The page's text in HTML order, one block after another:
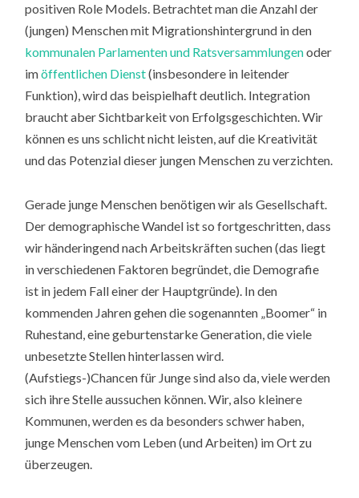
positiven Role Models. Betrachtet man die Anzahl der
(jungen) Menschen mit Migrationshintergrund in den
kommunalen Parlamenten und Ratsversammlungenoder
imöffentlichen Dienst(insbesondere in leitender
Funktion), wird das beispielhaft deutlich. Integration
braucht aber Sichtbarkeit von Erfolgsgeschichten. Wir
können es uns schlicht nicht leisten, auf die Kreativität
und das Potenzial dieser jungen Menschen zu verzichten.
Gerade junge Menschen benötigen wir als Gesellschaft.
Der demographische Wandel ist so fortgeschritten, dass
wir händeringend nach Arbeitskräften suchen (das liegt
in verschiedenen Faktoren begründet, die Demografie
ist in jedem Fall einer der Hauptgründe). In den
kommenden Jahren gehen die sogenannten „Boomer“ in
Ruhestand, eine geburtenstarke Generation, die viele
unbesetzte Stellen hinterlassen wird.
(Aufstiegs-)Chancen für Junge sind also da, viele werden
sich ihre Stelle aussuchen können. Wir, also kleinere
Kommunen, werden es da besonders schwer haben,
junge Menschen vom Leben (und Arbeiten) im Ort zu
überzeugen.